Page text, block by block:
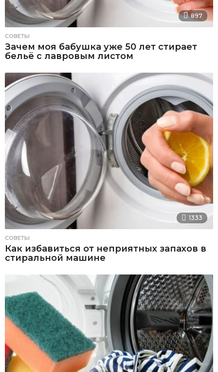
897
СОВЕТЫ
Зачем моя бабушка уже 50 лет стирает
бельё с лавровым листом
1333
СОВЕТЫ
Как избавиться от неприятных запахов в
стиральной машине